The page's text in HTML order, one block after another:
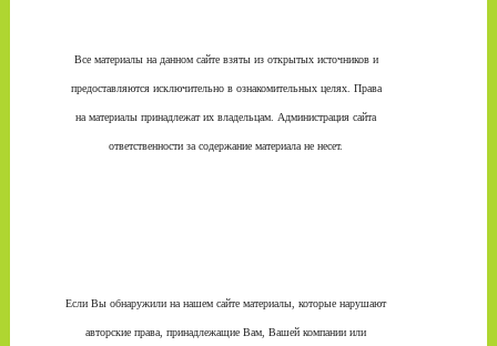
Все материалы на данном сайте взяты из открытых источников и
предоставляются исключительно в ознакомительных целях. Права
на материалы принадлежат их владельцам. Администрация сайта
ответственности за содержание материала не несет.
Если Вы обнаружили на нашем сайте материалы, которые нарушают
авторские права, принадлежащие Вам, Вашей компании или